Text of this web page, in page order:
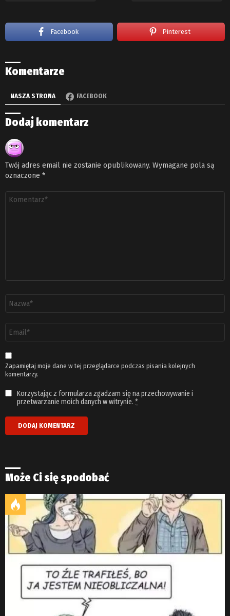
Facebook Pinterest
Komentarze
NASZA STRONA FACEBOOK
Dodaj komentarz
Twój adres email nie zostanie opublikowany. Wymagane pola są
oznaczone *
Komentarz
email
*
Zapamiętaj moje dane w tej przeglądarce podczas pisania kolejnych
komentarzy.
Korzystając z formularza zgadzam się na przechowywanie i
przetwarzanie moich danych w witrynie. *
Może Ci się spodobać